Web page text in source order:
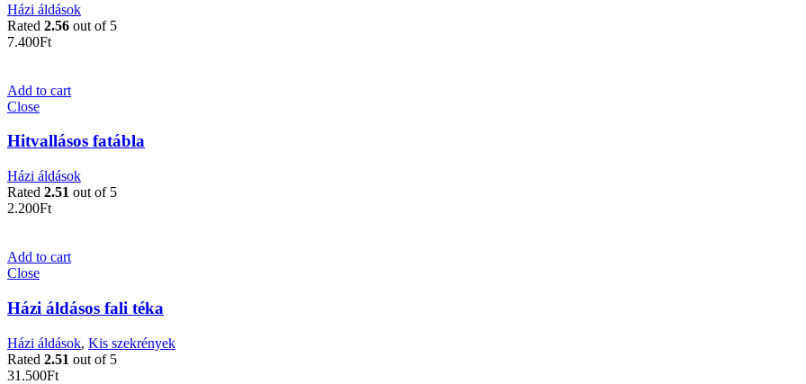
Házi áldások
Rated 2.56 out of 5
7.400Ft
Add to cart
Close
Hitvallásos fatábla
Házi áldások
Rated 2.51 out of 5
2.200Ft
Add to cart
Close
Házi áldásos fali téka
Házi áldások, Kis szekrények
Rated 2.51 out of 5
31.500Ft